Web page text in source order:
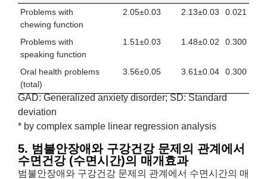
Problems with
chewing function
2.05±0.03 2.13±0.03 0.021
Problems with
speaking function
1.51±0.03 1.48±0.02 0.300
Oral health problems
(total)
3.56±0.05 3.61±0.04 0.300
GAD: Generalized anxiety disorder; SD: Standard
deviation
* by complex sample linear regression analysis
5. 범불안장애와 구강건강 문제의 관계에서
수면건강 (수면시간)의 매개효과
범불안장애와 구강건강 문제의 관계에서 수면시간의 매